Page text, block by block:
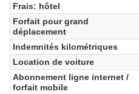
Frais: hôtel
Forfait pour grand
déplacement
Indemnités kilométriques
Location de voiture
Abonnement ligne internet /
forfait mobile